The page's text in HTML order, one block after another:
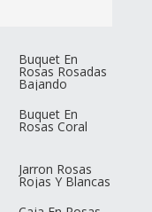
Buquet En
Rosas Rosadas
Bajando
Buquet En
Rosas Coral
Jarron Rosas
Rojas Y Blancas